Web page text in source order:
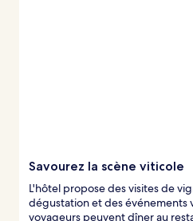
Savourez la scène viticole
L'hôtel propose des visites de
dégustation et des événements
voyageurs peuvent dîner au